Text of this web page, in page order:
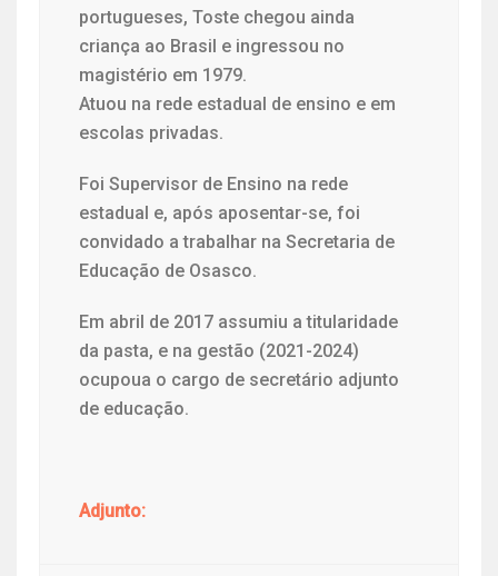
portugueses, Toste chegou ainda
criança ao Brasil e ingressou no
magistério em 1979.
Atuou na rede estadual de ensino e em
escolas privadas.
Foi Supervisor de Ensino na rede
estadual e, após aposentar-se, foi
convidado a trabalhar na Secretaria de
Educação de Osasco.
Em abril de 2017 assumiu a titularidade
da pasta, e na gestão (2021-2024)
ocupoua o cargo de secretário adjunto
de educação.
Adjunto: